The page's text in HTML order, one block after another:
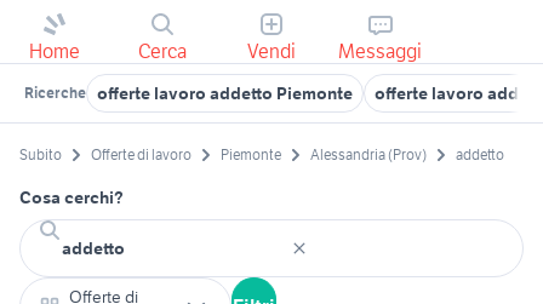
Home Cerca Vendi Messaggi
Ricerche offerte lavoro addetto Piemonte offerte lavoro
Subito Offerte di lavoro Piemonte Alessandria (Prov) addetto
Cosa cerchi?
Offerte di